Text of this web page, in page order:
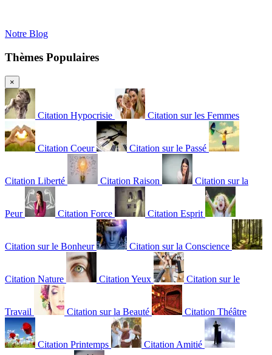
Notre Blog
Thèmes Populaires
×
Citation Hypocrisie Citation sur les Femmes
Citation Coeur Citation sur le Passé
Citation Liberté Citation Raison Citation sur la
Peur Citation Force Citation Esprit
Citation sur le Bonheur Citation sur la Conscience
Citation Nature Citation Yeux Citation sur le
Travail Citation sur la Beauté Citation Théâtre
Citation Printemps Citation Amitié